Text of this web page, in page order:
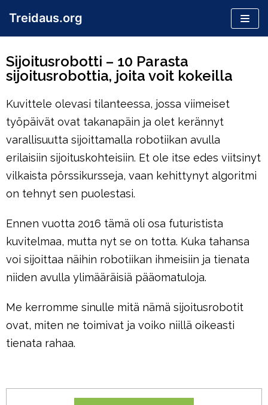
Skip
Treidaus.org
Sijoitusrobotti – 10 Parasta
sijoitusrobottia, joita voit kokeilla
Kuvittele olevasi tilanteessa, jossa viimeiset
työpäivät ovat takanapäin ja olet kerännyt
varallisuutta sijoittamalla robotiikan avulla
erilaisiin sijoituskohteisiin. Et ole itse edes viitsinyt
vilkaista pörssikursseja, vaan kehittynyt algoritmi
on tehnyt sen puolestasi.
Ennen vuotta 2016 tämä oli osa futuristista
kuvitelmaa, mutta nyt se on totta. Kuka tahansa
voi sijoittaa näihin robotiikan ihmeisiin ja tienata
niiden avulla ylimääräisiä pääomatuloja.
Me kerromme sinulle mitä nämä sijoitusrobotit
ovat, miten ne toimivat ja voiko niillä oikeasti
tienata rahaa.